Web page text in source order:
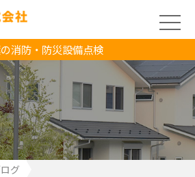
消防・防災設備点検
グ